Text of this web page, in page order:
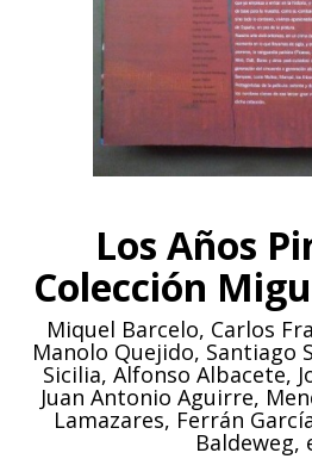
Los Años
Colección
Miquel Barcelo, Carlos
Manolo Quejido, Santiago
Sicilia, Alfonso Albacete,
Juan Antonio Aguirre,
Lamazares, Ferrán
Baldeweg,